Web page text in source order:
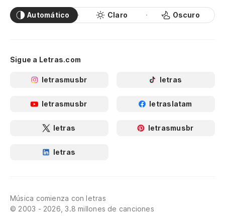
Automático Claro Oscuro
Sigue a Letras.com
letrasmusbr letras
letrasmusbr letraslatam
letras letrasmusbr
letras
Música comienza con letras
© 2003 - 2026, 3.8 millones de canciones